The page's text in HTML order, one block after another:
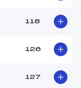
118
126
127